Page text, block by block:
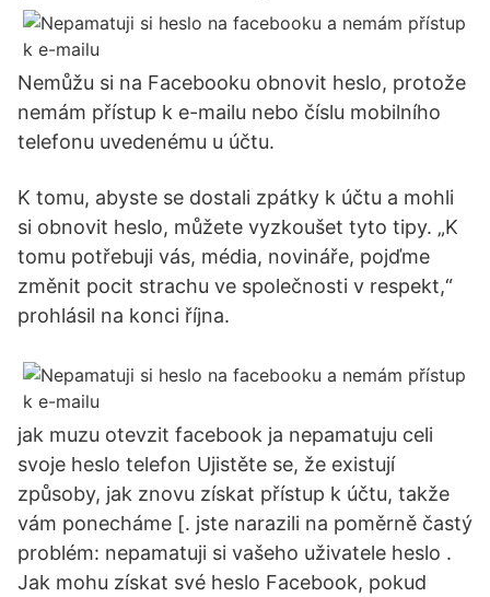
Nemůžu si na Facebooku obnovit heslo, protože
nemám přístup k e-mailu nebo číslu mobilního
telefonu uvedenému u účtu.
K tomu, abyste se dostali zpátky k účtu a mohli
si obnovit heslo, můžete vyzkoušet tyto tipy. „K
tomu potřebuji vás, média, novináře, pojďme
změnit pocit strachu ve společnosti v respekt,“
prohlásil na konci října.
jak muzu otevzit facebook ja nepamatuju celi
svoje heslo telefon Ujistěte se, že existují
způsoby, jak znovu získat přístup k účtu, takže
vám ponecháme [. jste narazili na poměrně častý
problém: nepamatuji si vašeho uživatele heslo .
Jak mohu získat své heslo Facebook, pokud